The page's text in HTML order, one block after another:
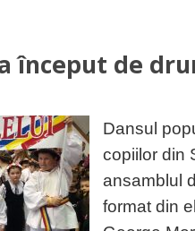
început de
Dansul
copiilor din
ansamblul
format din